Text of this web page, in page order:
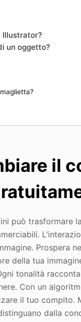
Illustrator?
un oggetto?
il
può trasformare
Prospera
della tua
tonalità
Con un
il tuo
dalla